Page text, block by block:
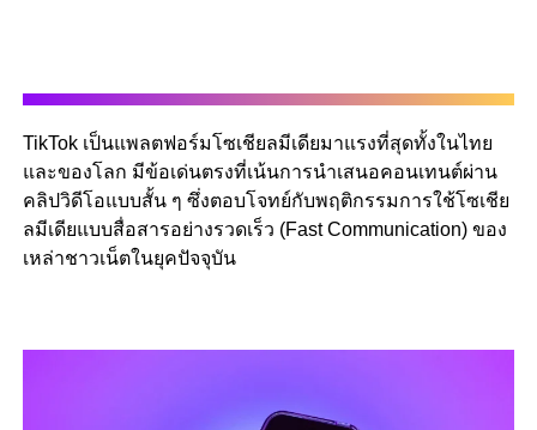
TikTok เป็นแพลตฟอร์มโซเชียลมีเดียมาแรงที่สุดทั้งในไทย
และของโลก มีข้อเด่นตรงที่เน้นการนำเสนอคอนเทนต์ผ่าน
คลิปวิดีโอแบบสั้น ๆ ซึ่งตอบโจทย์กับพฤติกรรมการใช้โซเชีย
ลมีเดียแบบสื่อสารอย่างรวดเร็ว (Fast Communication) ของ
เหล่าชาวเน็ตในยุคปัจจุบัน